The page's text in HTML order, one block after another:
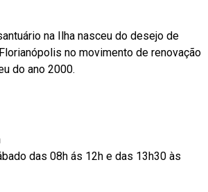
na Ilha nasceu do desejo de
no movimento de renovação
do ano 2000.
das 08h ás 12h e das 13h30 às